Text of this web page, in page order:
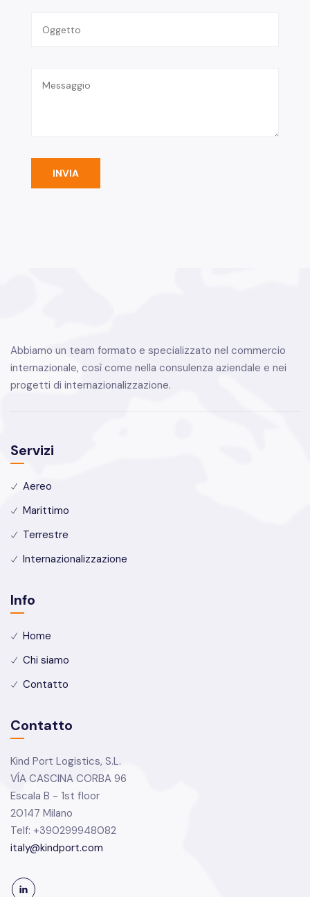
INVIA
Abbiamo un team formato e specializzato nel commercio
internazionale, così come nella consulenza aziendale e nei
progetti di internazionalizzazione.
Servizi
Aereo
Marittimo
Terrestre
Internazionalizzazione
Info
Home
Chi siamo
Contatto
Contatto
Kind Port Logistics, S.L.
VÍA CASCINA CORBA 96
Escala B - 1st floor
20147 Milano
Telf: +390299948082
italy@kindport.com